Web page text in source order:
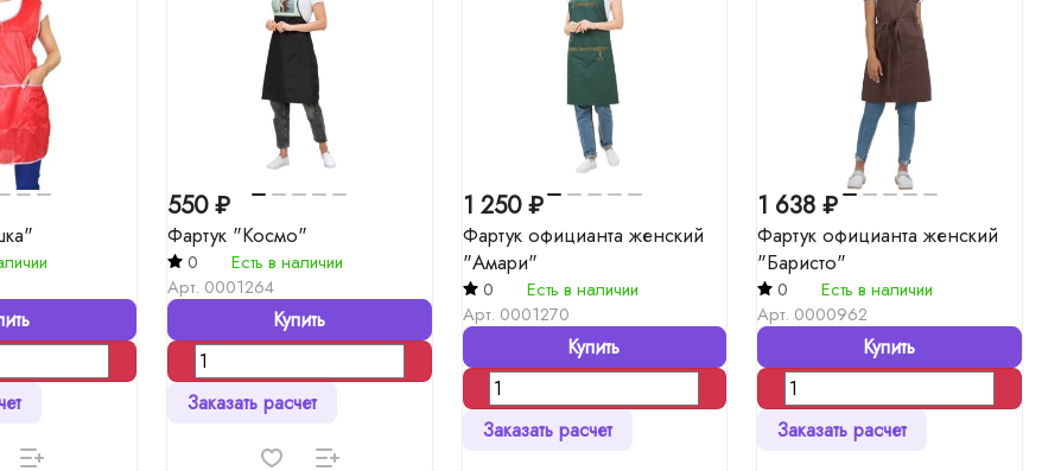
550 ₽
Фартук "Космо"
0
Есть в наличии
Арт. 0001264
Купить
Заказать расчет
1 250 ₽
Фартук официанта женский
"Амари"
0
Есть в наличии
Арт. 0001270
Купить
Заказать расчет
1 638 ₽
Фартук официанта женский
"Баристо"
0
Есть в наличии
Арт. 0000962
Купить
Заказать расчет